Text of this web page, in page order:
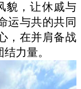
貌，让休戚与
运与共的共同
，在并肩备战
力量。